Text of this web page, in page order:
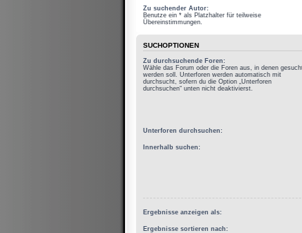
Zu suchender Autor:
Benutze ein * als Platzhalter für teilweise
Übereinstimmungen.
SUCHOPTIONEN
Zu durchsuchende Foren:
Wähle das Forum oder die Foren aus, in denen
werden soll. Unterforen werden automatisch mit
durchsucht, sofern du die Option „Unterforen
durchsuchen“ unten nicht deaktivierst.
Unterforen durchsuchen:
Innerhalb suchen:
Ergebnisse anzeigen als:
Ergebnisse sortieren nach: